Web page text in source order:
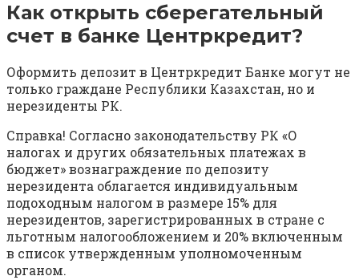
Как открыть сберегательный
счет в банке Центркредит?
Оформить депозит в Центркредит Банке могут не
только граждане Республики Казахстан, но и
нерезиденты РК.
Справка! Согласно законодательству РК «О
налогах и других обязательных платежах в
бюджет» вознаграждение по депозиту
нерезидента облагается индивидуальным
подоходным налогом в размере 15% для
нерезидентов, зарегистрированных в стране с
льготным налогообложением и 20% включенным
в список утвержденным уполномоченным
органом.